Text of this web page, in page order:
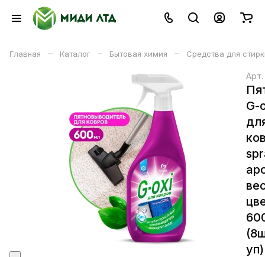
Главная – Каталог – Бытовая химия – Средства для
Арт.
G-
уп)